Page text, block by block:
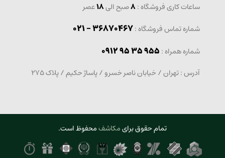
ساعات کاری فروشگاه :8صبح الی18عصر
شماره تماس فروشگاه :36870467 - 021
0912 95 35 955 : شماره همراه
آدرس : تهران / خیابان ناصر خسرو / پاساژ حکیم / پلاک 275
تمام حقوق برایمکاشفمحفوظ است.